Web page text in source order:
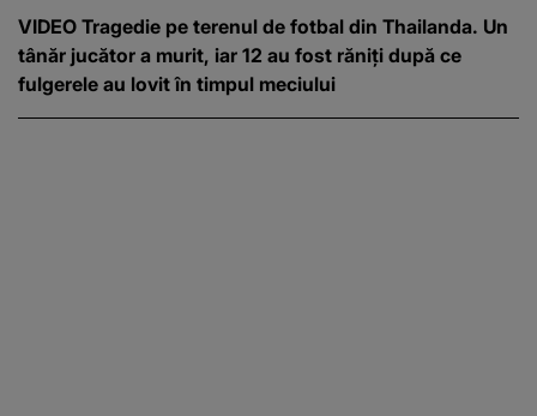
VIDEO Tragedie pe terenul de fotbal din Thailanda. Un
tânăr jucător a murit, iar 12 au fost răniți după ce
fulgerele au lovit în timpul meciului